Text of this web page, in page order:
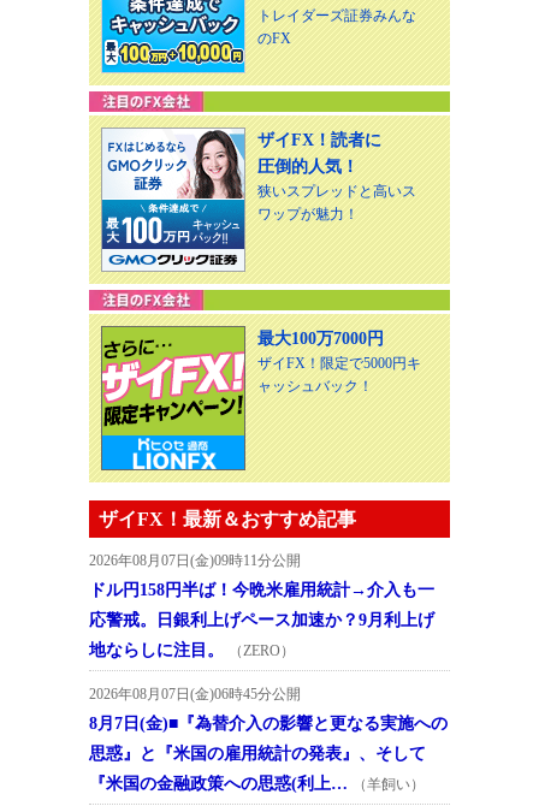
トレイダーズ証券みんな
のFX
ザイFX！読者に
圧倒的人気！
狭いスプレッドと高いス
ワップが魅力！
最大100万7000円
ザイFX！限定で5000円キ
ャッシュバック！
ザイFX！最新＆おすすめ記事
2026年08月07日(金)09時11分公開
ドル円158円半ば！今晩米雇用統計→介入も一
応警戒。日銀利上げペース加速か？9月利上げ
地ならしに注目。
（ZERO）
2026年08月07日(金)06時45分公開
8月7日(金)■『為替介入の影響と更なる実施への
思惑』と『米国の雇用統計の発表』、そして
『米国の金融政策への思惑(利上…
（羊飼い）